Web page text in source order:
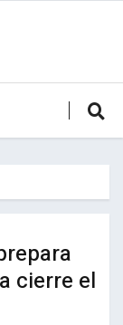
cierre el